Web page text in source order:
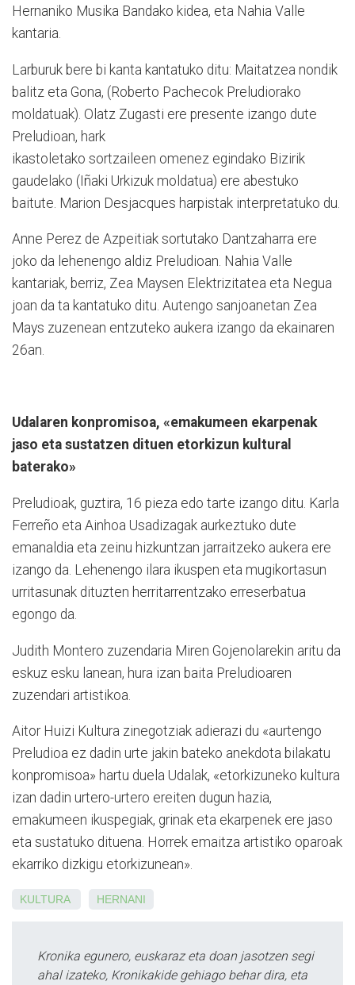
Hernaniko Musika Bandako kidea, eta Nahia Valle
kantaria.
Larburuk bere bi kanta kantatuko ditu: Maitatzea nondik
balitz eta Gona, (Roberto Pachecok Preludiorako
moldatuak). Olatz Zugasti ere presente izango dute
Preludioan, hark
ikastoletako sortzaileen omenez egindako Bizirik
gaudelako (Iñaki Urkizuk moldatua) ere abestuko
baitute. Marion Desjacques harpistak interpretatuko du.
Anne Perez de Azpeitiak sortutako Dantzaharra ere
joko da lehenengo aldiz Preludioan. Nahia Valle
kantariak, berriz, Zea Maysen Elektrizitatea eta Negua
joan da ta kantatuko ditu. Autengo sanjoanetan Zea
Mays zuzenean entzuteko aukera izango da ekainaren
26an.
Udalaren konpromisoa, «emakumeen ekarpenak
jaso eta sustatzen dituen etorkizun kultural
baterako»
Preludioak, guztira, 16 pieza edo tarte izango ditu. Karla
Ferreño eta Ainhoa Usadizagak aurkeztuko dute
emanaldia eta zeinu hizkuntzan jarraitzeko aukera ere
izango da. Lehenengo ilara ikuspen eta mugikortasun
urritasunak dituzten herritarrentzako erreserbatua
egongo da.
Judith Montero zuzendaria Miren Gojenolarekin aritu da
eskuz esku lanean, hura izan baita Preludioaren
zuzendari artistikoa.
Aitor Huizi Kultura zinegotziak adierazi du «aurtengo
Preludioa ez dadin urte jakin bateko anekdota bilakatu
konpromisoa» hartu duela Udalak, «etorkizuneko kultura
izan dadin urtero-urtero ereiten dugun hazia,
emakumeen ikuspegiak, grinak eta ekarpenek ere jaso
eta sustatuko dituena. Horrek emaitza artistiko oparoak
ekarriko dizkigu etorkizunean».
KULTURA HERNANI
Kronika egunero, euskaraz eta doan jasotzen segi
ahal izateko, Kronikakide gehiago behar dira, eta